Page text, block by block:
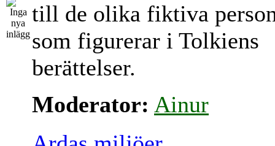
till de olika fiktiva
som figurerar i Tolkiens
berättelser.
Moderator: Ainur